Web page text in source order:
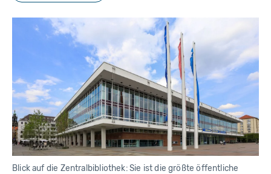
o
t
h
e
k
r
e
s
d
n
Blick auf die Zentralbibliothek: Sie ist die größte öffentliche